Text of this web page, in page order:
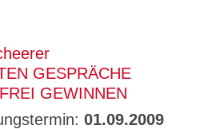
GESPRÄCHE
GEWINNEN
01.09.2009